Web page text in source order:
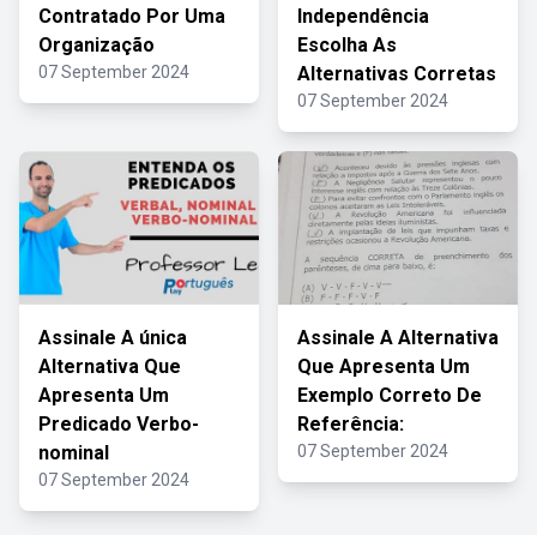
Contratado Por Uma
Organização
07 September 2024
Independência
Escolha As
Alternativas Corretas
07 September 2024
Assinale A única
Alternativa Que
Apresenta Um
Predicado Verbo-
nominal
07 September 2024
Assinale A Alternativa
Que Apresenta Um
Exemplo Correto De
Referência:
07 September 2024